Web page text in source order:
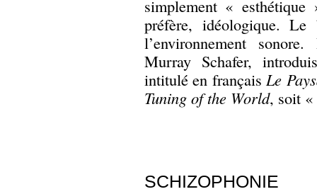
simplement «
préfère, idéologique.
l’environnement
Murray Schafer,
intitulé en françaisLe
Tuning of the World, soit «
SCHIZOPHONIE